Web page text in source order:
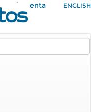
Mi Cuenta ENGLISH